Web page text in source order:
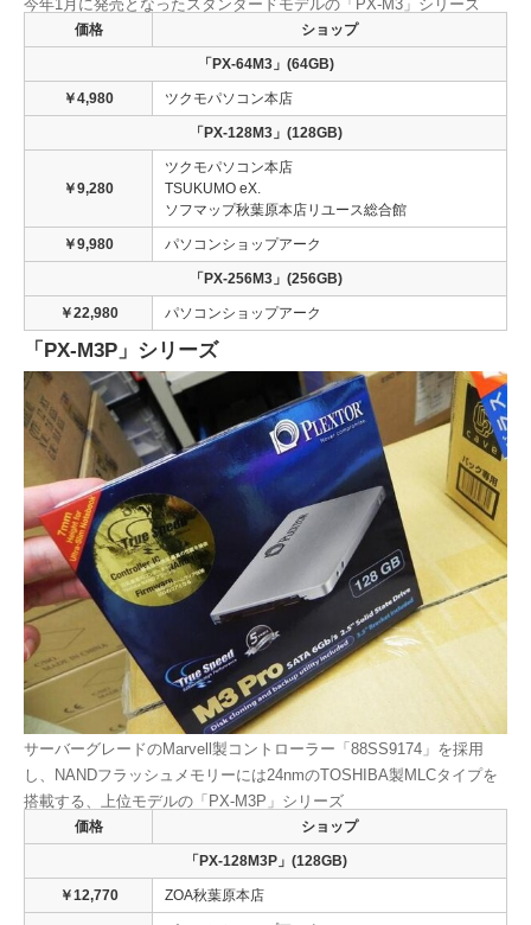
今年1月に発売となったスタンダードモデルの「PX-M3」シリーズ
価格 ショップ
「PX-64M3」(64GB)
￥4,980 ツクモパソコン本店
「PX-128M3」(128GB)
￥9,280
ツクモパソコン本店
TSUKUMO eX.
ソフマップ秋葉原本店リユース総合館
￥9,980 パソコンショップアーク
「PX-256M3」(256GB)
￥22,980 パソコンショップアーク
「PX-M3P」シリーズ
サーバーグレードのMarvell製コントローラー「88SS9174」を採用
し、NANDフラッシュメモリーには24nmのTOSHIBA製MLCタイプを
搭載する、上位モデルの「PX-M3P」シリーズ
価格 ショップ
「PX-128M3P」(128GB)
￥12,770 ZOA秋葉原本店